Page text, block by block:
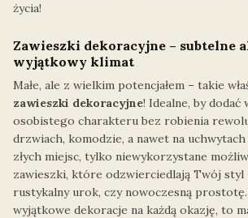
życia!
Zawieszki dekoracyjne – subtelne
wyjątkowy klimat
Małe, ale z wielkim potencjałem – takie
zawieszki dekoracyjne! Idealne, by dodać
osobistego charakteru bez robienia
drzwiach, komodzie, a nawet na
złych miejsc, tylko niewykorzystane
zawieszki, które odzwierciedlają Twój styl
rustykalny urok, czy nowoczesną
wyjątkowe dekoracje na każdą okazję, to